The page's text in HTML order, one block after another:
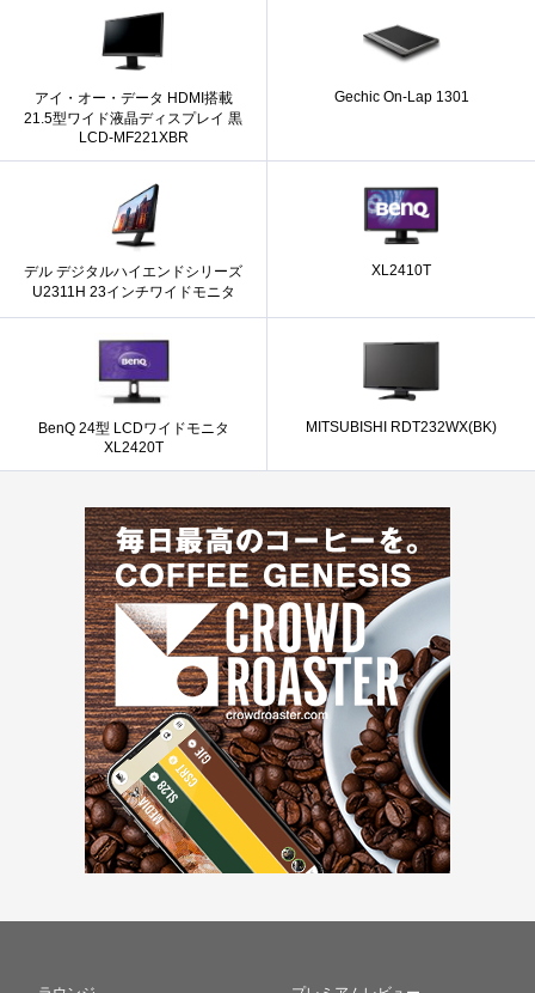
アイ・オー・データ HDMI搭載
21.5型ワイド液晶ディスプレイ 黒
LCD-MF221XBR
Gechic On-Lap 1301
デル デジタルハイエンドシリーズ
U2311H 23インチワイドモニタ
XL2410T
BenQ 24型 LCDワイドモニタ
XL2420T
MITSUBISHI RDT232WX(BK)